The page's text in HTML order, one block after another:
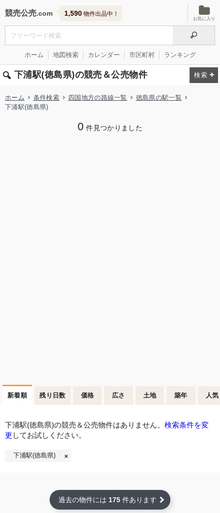
競売公売 1,590 物件出品中！
お気に入り
ホーム 地図検索 カレンダー 市区町村 ランキング
下浦駅(徳島県)の競売＆公売物件
ホーム 条件検索 四国地方の路線一覧
徳島県の駅一覧
下浦駅(徳島県)
0 件見つかりました
新着順 残り日数 価格 広さ 土地 築年 人気
下浦駅(徳島県)の競売＆公売物件はありません。 検索条件を変
更 してお試しください。
下浦駅(徳島県)
過去の物件には 175 件あります